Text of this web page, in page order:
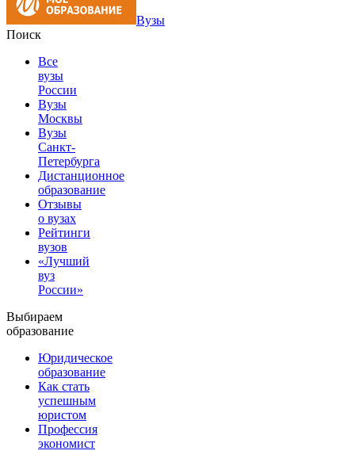
Вузы
Поиск
Все
вузы
России
Вузы
Москвы
Вузы
Санкт-
Петербурга
Дистанционное
образование
Отзывы
о вузах
Рейтинги
вузов
«Лучший
вуз
России»
Выбираем
образование
Юридическое
образование
Как стать
успешным
юристом
Профессия
экономист